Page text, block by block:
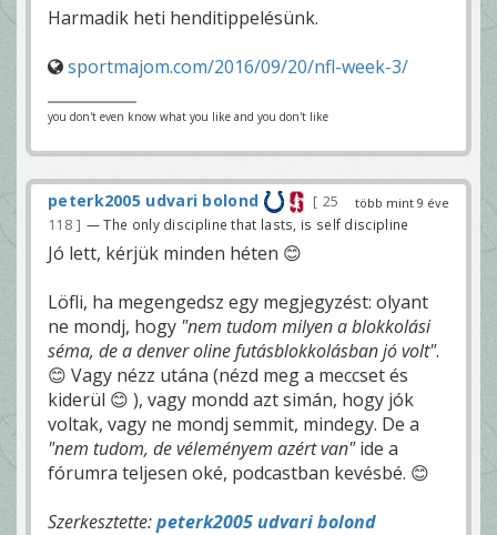
Harmadik heti henditippelésünk.
sportmajom.com/2016/09/20/nfl-week-3/
you don't even know what you like and you don't like
több mint 9 éve
peterk2005 udvari bolond
25
118
— The only discipline that lasts, is self discipline
Jó lett, kérjük minden héten 😊
Löfli, ha megengedsz egy megjegyzést: olyant
ne mondj, hogy "nem tudom milyen a blokkolási
séma, de a denver oline futásblokkolásban jó volt".
😊 Vagy nézz utána (nézd meg a meccset és
kiderül 😊 ), vagy mondd azt simán, hogy jók
voltak, vagy ne mondj semmit, mindegy. De a
"nem tudom, de véleményem azért van"ide a
fórumra teljesen oké, podcastban kevésbé. 😊
Szerkesztette:peterk2005 udvari bolond